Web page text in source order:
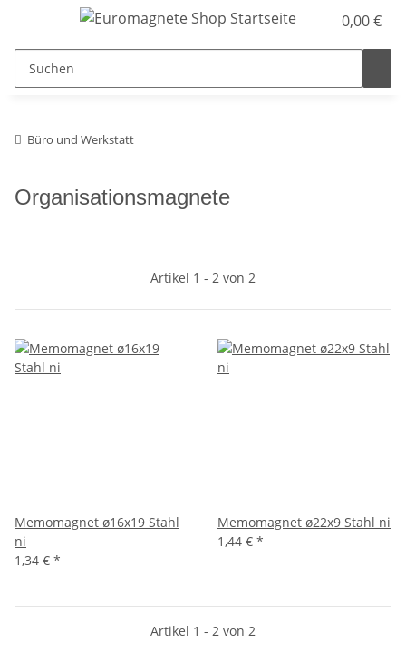
0,00 €
Büro und Werkstatt
Organisationsmagnete
Artikel 1 - 2 von 2
Memomagnet ø16x19 Stahl
ni
1,34 € *
Memomagnet ø22x9 Stahl ni
1,44 € *
Artikel 1 - 2 von 2